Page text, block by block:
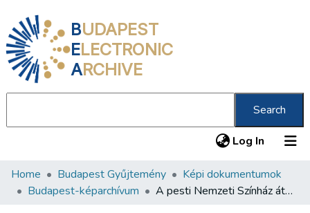
BUDAPEST
ELECTRONIC
ARCHIVE
Search
Log In (current)
Communities & Collections
Home Budapest Gyűjtemény
Képi dokumentumok
Budapest-képarchívum
A pesti Nemzeti Színház átalakítási terve, homlokrajz